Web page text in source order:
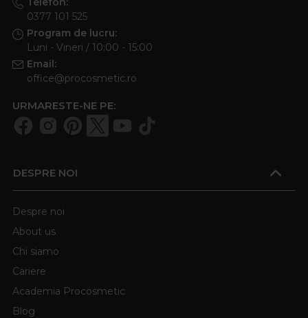
0377 101 525
Program de lucru:
Luni - Vineri / 10:00 - 15:00
Email:
office@procosmetic.ro
URMARESTE-NE PE:
DESPRE NOI
Despre noi
About us
Chi siamo
Cariere
Academia Procosmetic
Blog